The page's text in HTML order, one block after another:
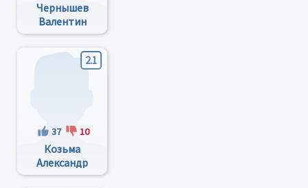
Чернышев
Валентин
Геральдович
2.1
37 10
Козьма
Александр
Александрович